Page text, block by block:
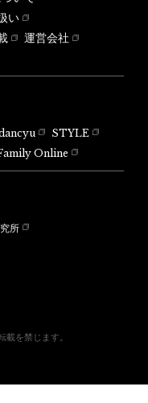
い
運営会社
STYLE
Online
所
載を禁じます。